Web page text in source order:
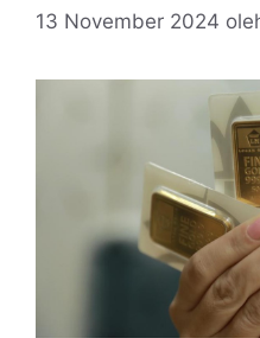
13 November 2024